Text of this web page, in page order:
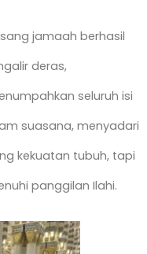
jamaah berhasil
deras,
seluruh isi
suasana, menyadari
kekuatan tubuh, tapi
panggilan Ilahi.